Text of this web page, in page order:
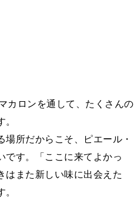
カロンを通して、たくさんの
所だからこそ、ピエール・
です。「ここに来てよかっ
はまた新しい味に出会えた